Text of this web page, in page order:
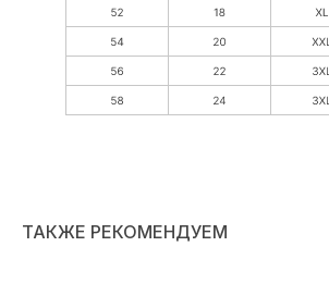
ТАКЖЕ РЕКОМЕНДУЕМ